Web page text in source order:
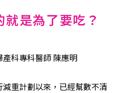
是為了要吃？
科專科醫師 陳應明
減重計劃以來，已經幫數不清